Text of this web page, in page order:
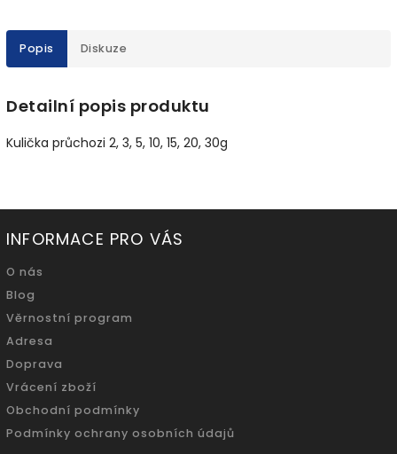
Popis Diskuze
Detailní popis produktu
Kulička průchozi 2, 3, 5, 10, 15, 20, 30g
INFORMACE PRO VÁS
O nás
Blog
Věrnostní program
Adresa
Doprava
Vrácení zboží
Obchodní podmínky
Podmínky ochrany osobních údajů